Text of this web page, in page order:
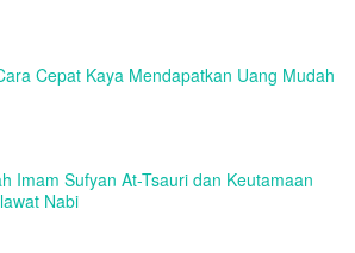
Cepat Kaya Mendapatkan Uang Mudah
Imam Sufyan At-Tsauri dan Keutamaan
Nabi